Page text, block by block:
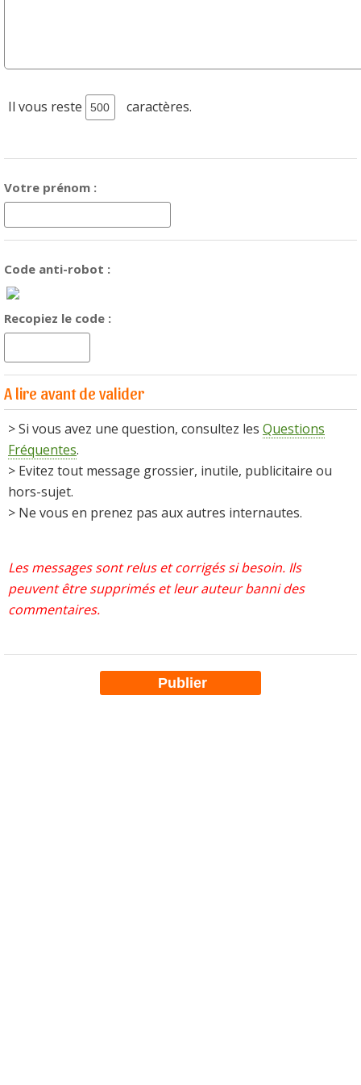
Il vous reste caractères.
Votre prénom :
Code anti-robot :
Recopiez le code :
A lire avant de valider
> Si vous avez une question, consultez les Questions
Fréquentes.
> Evitez tout message grossier, inutile, publicitaire ou
hors-sujet.
> Ne vous en prenez pas aux autres internautes.
Les messages sont relus et corrigés si besoin. Ils
peuvent être supprimés et leur auteur banni des
commentaires.